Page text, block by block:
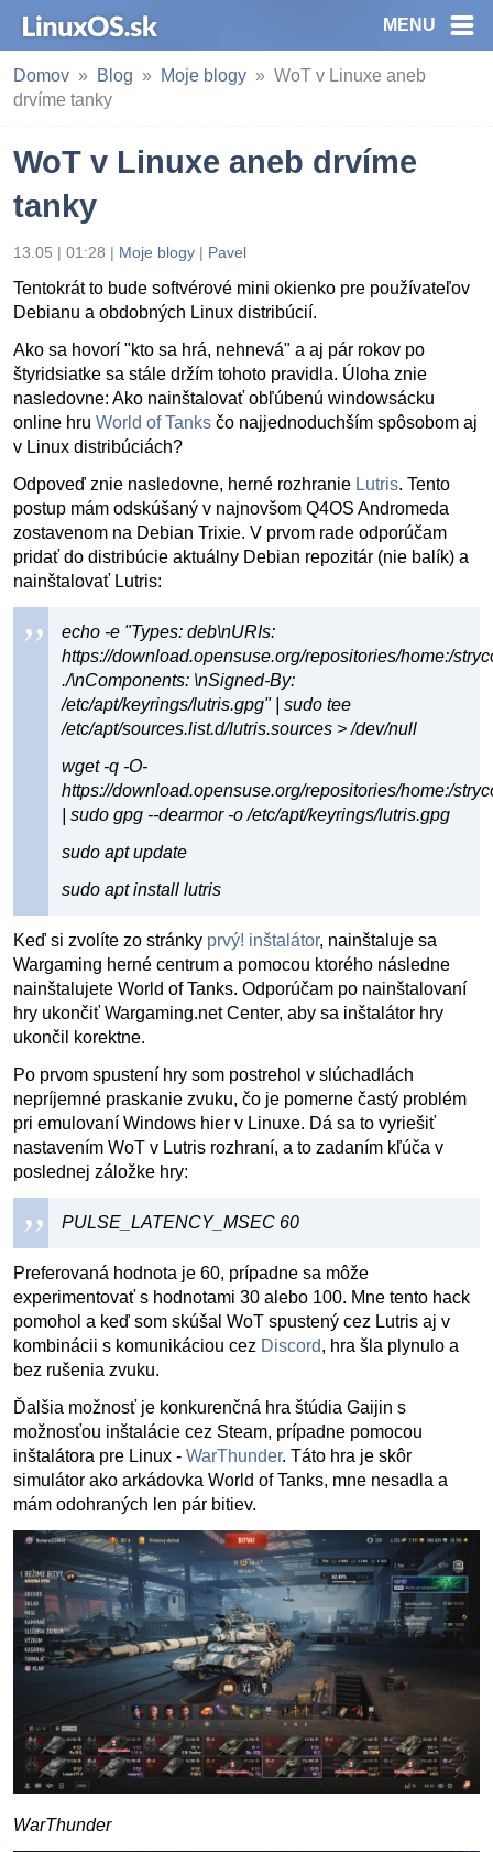
MENU
Domov Blog Moje blogy
WoT v Linuxe aneb
drvíme tanky
WoT v Linuxe aneb drvíme
tanky
13.05 | 01:28 | Moje blogy | Pavel
Tentokrát to bude softvérové mini okienko pre používateľov
Debianu a obdobných Linux distribúcií.
Ako sa hovorí "kto sa hrá, nehnevá" a aj pár rokov po
štyridsiatke sa stále držím tohoto pravidla. Úloha znie
nasledovne: Ako nainštalovať obľúbenú windowsácku
online hru World of Tanks čo najjednoduchším spôsobom aj
v Linux distribúciách?
Odpoveď znie nasledovne, herné rozhranie Lutris. Tento
postup mám odskúšaný v najnovšom Q4OS Andromeda
zostavenom na Debian Trixie. V prvom rade odporúčam
pridať do distribúcie aktuálny Debian repozitár (nie balík) a
nainštalovať Lutris:
echo -e "Types: deb\nURIs:
https://download.opensuse.org/repositories/home:/
./\nComponents: \nSigned-By:
/etc/apt/keyrings/lutris.gpg" | sudo tee
/etc/apt/sources.list.d/lutris.sources > /dev/null
wget -q -O-
https://download.opensuse.org/repositories/home:/
| sudo gpg --dearmor -o /etc/apt/keyrings/lutris.gpg
sudo apt update
sudo apt install lutris
Keď si zvolíte zo stránky prvý! inštalátor, nainštaluje sa
Wargaming herné centrum a pomocou ktorého následne
nainštalujete World of Tanks. Odporúčam po nainštalovaní
hry ukončiť Wargaming.net Center, aby sa inštalátor hry
ukončil korektne.
Po prvom spustení hry som postrehol v slúchadlách
nepríjemné praskanie zvuku, čo je pomerne častý problém
pri emulovaní Windows hier v Linuxe. Dá sa to vyriešiť
nastavením WoT v Lutris rozhraní, a to zadaním kľúča v
poslednej záložke hry:
PULSE_LATENCY_MSEC 60
Preferovaná hodnota je 60, prípadne sa môže
experimentovať s hodnotami 30 alebo 100. Mne tento hack
pomohol a keď som skúšal WoT spustený cez Lutris aj v
kombinácii s komunikáciou cez Discord, hra šla plynulo a
bez rušenia zvuku.
Ďalšia možnosť je konkurenčná hra štúdia Gaijin s
možnosťou inštalácie cez Steam, prípadne pomocou
inštalátora pre Linux - WarThunder. Táto hra je skôr
simulátor ako arkádovka World of Tanks, mne nesadla a
mám odohraných len pár bitiev.
WarThunder